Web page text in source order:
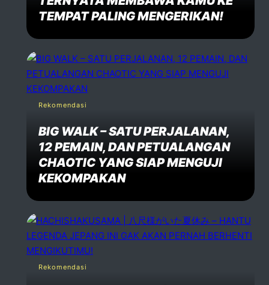
TEMPAT PALING MENGERIKAN!
Rekomendasi
BIG WALK – SATU PERJALANAN,
12 PEMAIN, DAN PETUALANGAN
CHAOTIC YANG SIAP MENGUJI
KEKOMPAKAN
Rekomendasi